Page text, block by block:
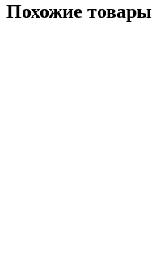
Похожие товары